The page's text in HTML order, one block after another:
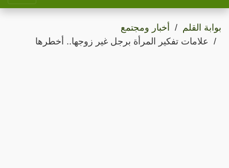
بوابة القلم
أخبار ومجتمع
علامات تفكير المرأة برجل غير زوجها.. أخطرها